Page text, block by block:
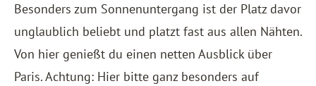
Besonders zum Sonnenuntergang ist der Platz davor
unglaublich beliebt und platzt fast aus allen Nähten.
Von hier genießt du einen netten Ausblick über
Paris. Achtung: Hier bitte ganz besonders auf